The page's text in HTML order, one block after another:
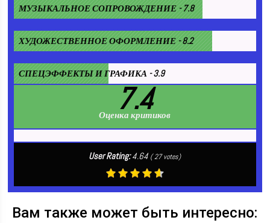
МУЗЫКАЛЬНОЕ СОПРОВОЖДЕНИЕ - 7.8
ХУДОЖЕСТВЕННОЕ ОФОРМЛЕНИЕ - 8.2
СПЕЦЭФФЕКТЫ И ГРАФИКА - 3.9
7.4
Оценка критиков
User Rating:4.64 (27votes)
Вам также может быть интересно: